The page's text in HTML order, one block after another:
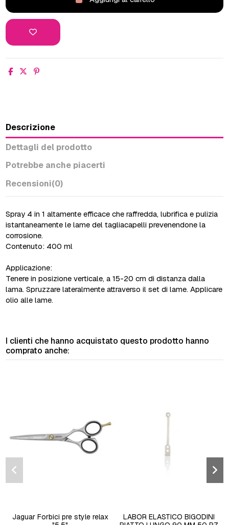
Descrizione
Dettagli del prodotto
Potrebbe anche piacerti
Recensioni(0)
Spray 4 in 1 altamente efficace che raffredda, lubrifica e pulizia
istantaneamente le lame del tagliacapelli prevenendone la
corrosione.
Contenuto: 400 ml
Applicazione:
Tenere in posizione verticale, a 15-20 cm di distanza dalla
lama. Spruzzare lateralmente attraverso il set di lame. Applicare
olio alle lame.
I clienti che hanno acquistato questo prodotto hanno
comprato anche:
Jaguar Forbici pre style relax
LABOR ELASTICO BIGODINI